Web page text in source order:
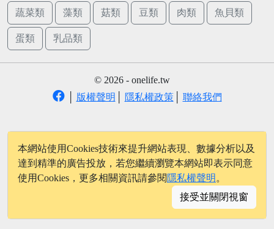
蔬菜類 藻類 菇類 豆類 肉類 魚貝類
蛋類 乳品類
© 2026 - onelife.tw
版權聲明 隱私權政策│ 聯絡我們
本網站使用Cookies技術來提升網站表現、數據分析以及
達到精準的廣告投放，若您繼續瀏覽本網站即表示同意
使用Cookies，更多相關資訊請參閱 隱私權聲明 。
接受並關閉視窗